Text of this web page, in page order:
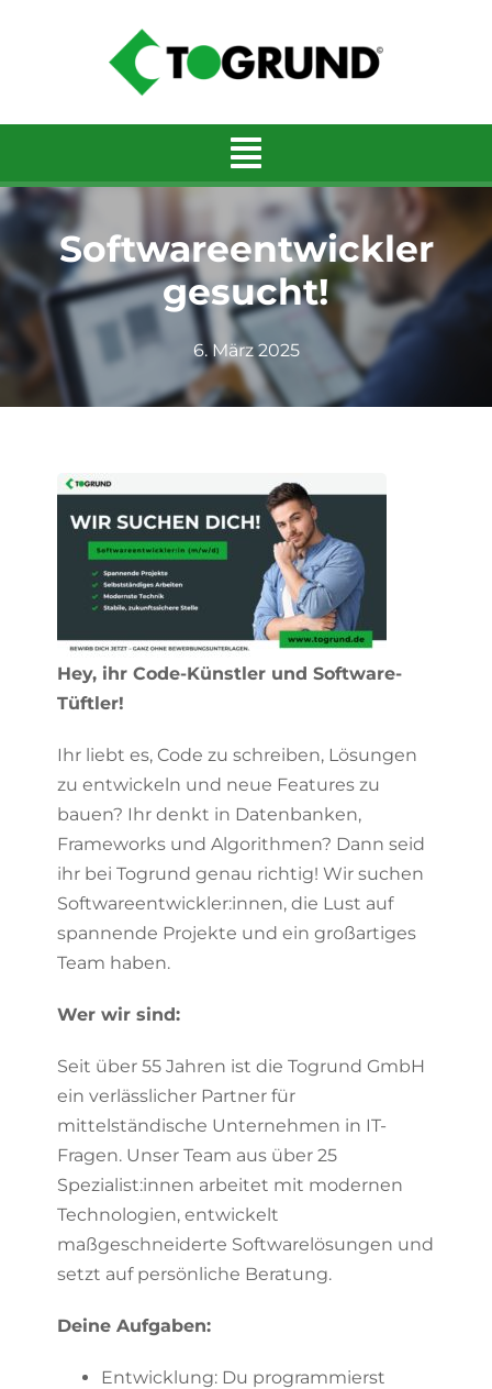
Softwareentwickler
gesucht!
6. März 2025
Hey, ihr Code-Künstler und Software-
Tüftler!
Ihr liebt es, Code zu schreiben, Lösungen
zu entwickeln und neue Features zu
bauen? Ihr denkt in Datenbanken,
Frameworks und Algorithmen? Dann seid
ihr bei Togrund genau richtig! Wir suchen
Softwareentwickler:innen, die Lust auf
spannende Projekte und ein großartiges
Team haben.
Wer wir sind:
Seit über 55 Jahren ist die Togrund GmbH
ein verlässlicher Partner für
mittelständische Unternehmen in IT-
Fragen. Unser Team aus über 25
Spezialist:innen arbeitet mit modernen
Technologien, entwickelt
maßgeschneiderte Softwarelösungen und
setzt auf persönliche Beratung.
Deine Aufgaben:
Entwicklung: Du programmierst